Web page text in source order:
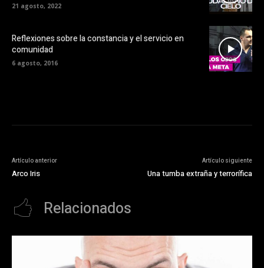
21 agosto, 2022
Reflexiones sobre la constancia y el servicio en
comunidad
6 agosto, 2016
Artículo anterior
Arco Iris
Artículo siguiente
Una tumba extraña y terrorífica
Relacionados